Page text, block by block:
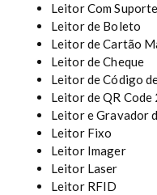
Leitor Com Suporte
Leitor de Boleto
Leitor de Cartão
Leitor de Cheque
Leitor de Código
Leitor de QR Code
Leitor e Gravador
Leitor Fixo
Leitor Imager
Leitor Laser
Leitor RFID